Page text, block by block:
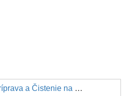
Jarná príprava a Čistenie na rybníku dvore Vodné záhrada